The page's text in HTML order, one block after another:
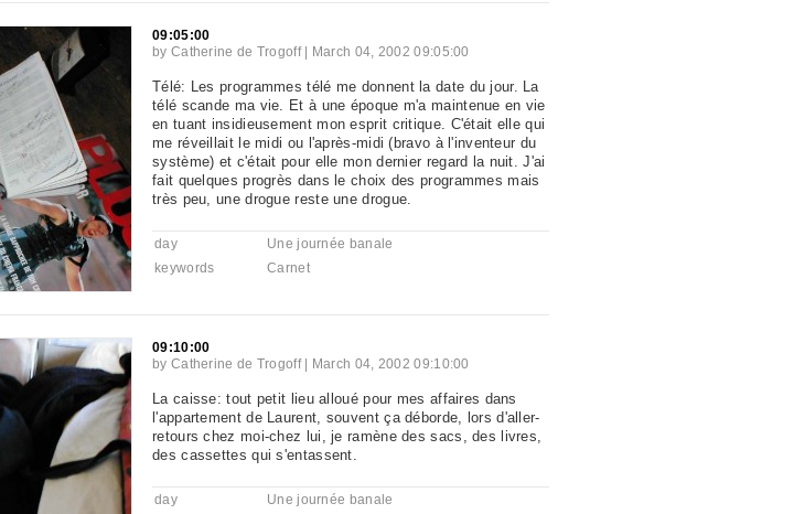
09:05:00
by Catherine de Trogoff| March 04, 2002 09:05:00
Télé: Les programmes télé me donnent la date du jour. La
télé scande ma vie. Et à une époque m'a maintenue en vie
en tuant insidieusement mon esprit critique. C'était elle qui
me réveillait le midi ou l'après-midi (bravo à l'inventeur du
système) et c'était pour elle mon dernier regard la nuit. J'ai
fait quelques progrès dans le choix des programmes mais
très peu, une drogue reste une drogue.
day
Une journée banale
keywords
Carnet
09:10:00
by Catherine de Trogoff| March 04, 2002 09:10:00
La caisse: tout petit lieu alloué pour mes affaires dans
l'appartement de Laurent, souvent ça déborde, lors d'aller-
retours chez moi-chez lui, je ramène des sacs, des livres,
des cassettes qui s'entassent.
day
Une journée banale